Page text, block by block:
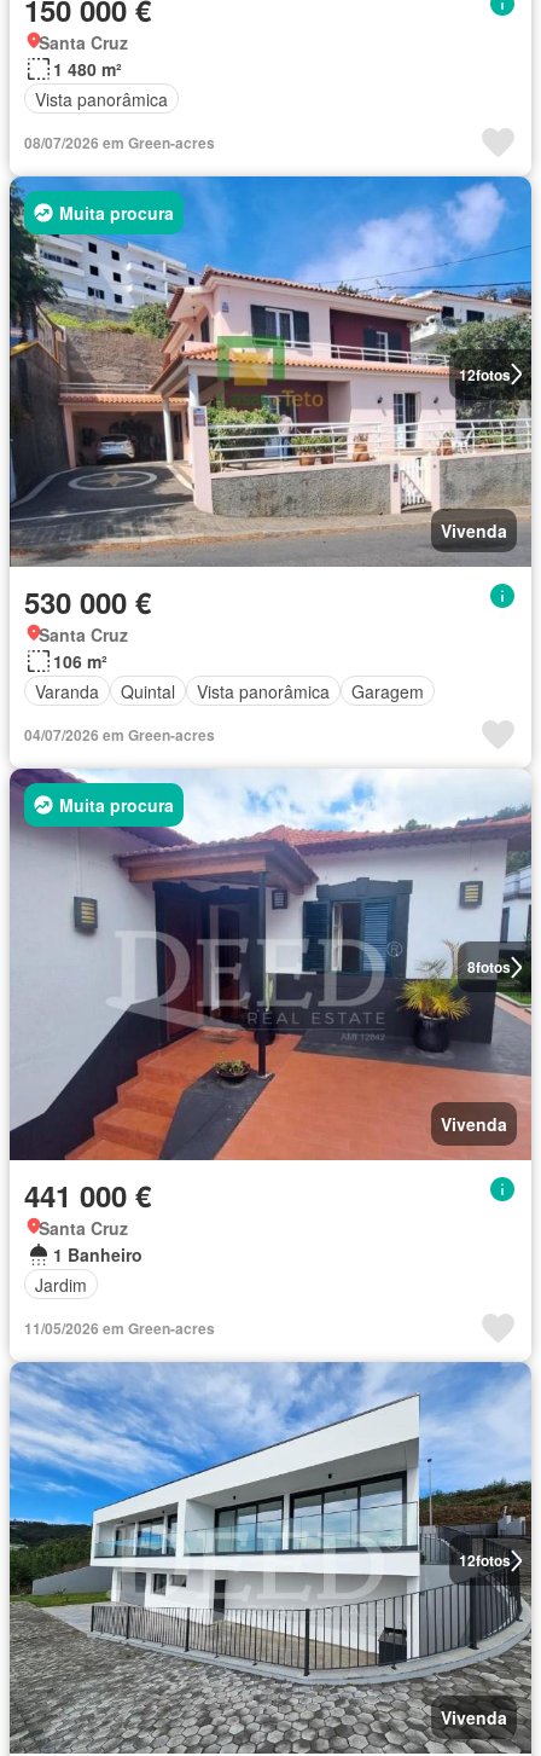
150 000 €
Santa Cruz
1 480 m²
Vista panorâmica
08/07/2026 em Green-acres
12fotos
Muita procura
Vivenda
530 000 €
Santa Cruz
106 m²
Varanda
Quintal Vista panorâmica Garagem
04/07/2026 em Green-acres
8fotos
Muita procura
Vivenda
441 000 €
Santa Cruz
1 Banheiro
Jardim
11/05/2026 em Green-acres
12fotos
Vivenda